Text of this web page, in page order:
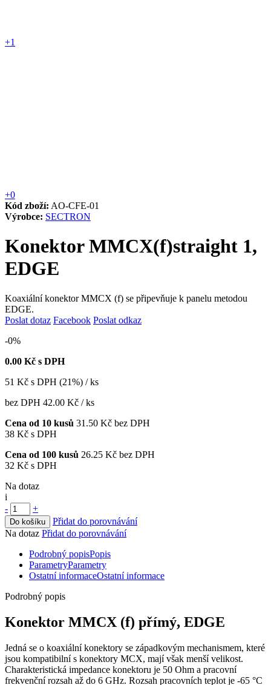
+1
+0
Kód zboží: AO-CFE-01
Výrobce: SECTRON
Konektor MMCX(f)straight 1,
EDGE
Koaxiální konektor MMCX (f) se připevňuje k panelu metodou
EDGE.
Poslat dotaz Facebook Poslat odkaz
-0%
0.00 Kč s DPH
51 Kč s DPH (21%) / ks
bez DPH 42.00 Kč / ks
Cena od 10 kusů 31.50 Kč bez DPH
38 Kč s DPH
Cena od 100 kusů 26.25 Kč bez DPH
32 Kč s DPH
Na dotaz
i
-
+
Do košíku
Přidat do porovnávání
Na dotaz Přidat do porovnávání
Podrobný popisPopis
ParametryParametry
Ostatní informaceOstatní informace
Podrobný popis
Konektor MMCX (f) přímý, EDGE
Jedná se o koaxiálníkonektory se západkovým mechanismem, které
jsou kompatibilní s konektory MCX, mají však menší velikost.
Charakteristická impedance konektoru je 50 Ohm a pracovní
frekvenční rozsah až do 6 GHz. Rozsah pracovních teplot je -65 °C